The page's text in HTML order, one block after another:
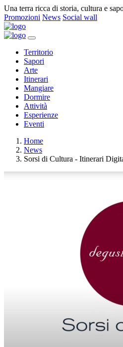
Una terra ricca di storia, cultura e
Promozioni News Social wall
Territorio
Sapori
Arte
Itinerari
Mangiare
Dormire
Attività
Esperienze
Eventi
Home
News
Sorsi di Cultura - Itinerari